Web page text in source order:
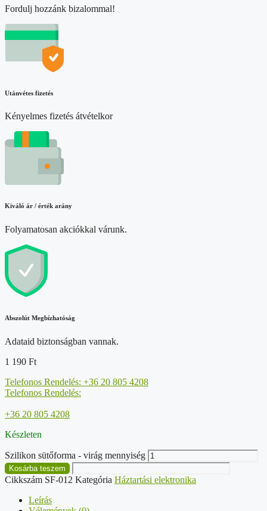
Fordulj hozzánk bizalommal!
Utánvétes fizetés
Kényelmes fizetés átvételkor
Kiváló ár / érték arány
Folyamatosan akciókkal várunk.
Abszolút Megbízhatóság
Adataid biztonságban vannak.
1 190 Ft
Telefonos Rendelés: +36 20 805 4208
Telefonos Rendelés:
+36 20 805 4208
Készleten
Szilikon sütőforma - virág mennyiség
Kosárba teszem
Cikkszám SF-012 Kategória Háztartási elektronika
Leírás